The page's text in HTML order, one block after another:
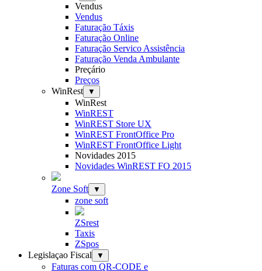
Vendus
Vendus
Faturação Táxis
Faturação Online
Faturação Servico Assistência
Faturação Venda Ambulante
Preçário
Preços
WinRest
▼
WinRest
WinREST
WinREST Store UX
WinREST FrontOffice Pro
WinREST FrontOffice Light
Novidades 2015
Novidades WinREST FO 2015
Zone Soft ▼
zone soft
ZSrest
Taxis
ZSpos
Legislaçao Fiscal
▼
Faturas com QR-CODE e